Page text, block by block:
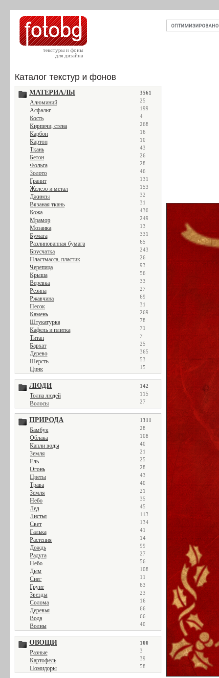
текстуры и фоны
для дизайна
Каталог текстур и фонов
МАТЕРИАЛЫ 3561
Алюминий 25
Асфальт 199
Кость 4
Кирпичи, стена 268
Карбон 16
Картон 10
Ткань 43
Бетон 26
Фольга 28
Золото 46
Гранит 131
Железо и метал 153
Джинсы 32
Вязаная ткань 31
Кожа 430
Мрамор 249
Мозаика 13
Бумага 331
Разлинованная бумага 65
Брусчатка 243
Пластмасса, пластик 26
Черепица 93
Крыша 56
Веревка 33
Резина 27
Ржавчина 69
Песок 31
Камень 269
Штукатурка 78
Кафель и плитка 71
Титан 7
Бархат 25
Дерево 365
Шерсть 53
Цинк 15
ЛЮДИ 142
Толпа людей 115
Волосы 27
ПРИРОДА 1311
Бамбук 28
Облака 108
Капли воды 40
Земля 21
Ель 25
Огонь 28
Цветы 43
Трава 40
Земля 21
Небо 35
Лед 45
Листья 113
Свет 134
Галька 41
Растения 14
Дождь 99
Радуга 27
Небо 56
Дым 108
Снег 11
Грунт 63
Звезды 23
Солома 16
Деревья 66
Вода 66
Волны 40
ОВОЩИ 100
Разные 3
Картофель 39
Помидоры 58